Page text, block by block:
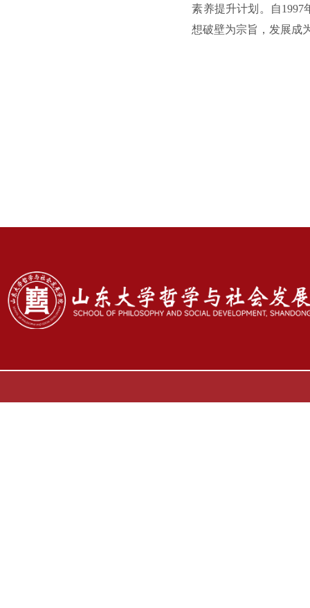
素养提升计划。自1997
想破壁为宗旨，发展成